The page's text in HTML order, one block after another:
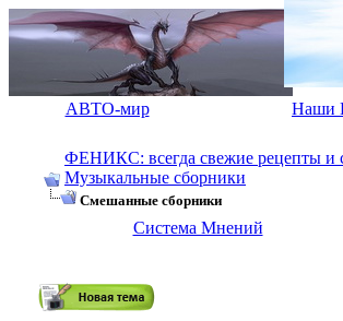
АВТО-мир Наши
ФЕНИКС: всегда свежие рецепты и
Музыкальные сборники
Смешанные сборники
Система Мнений